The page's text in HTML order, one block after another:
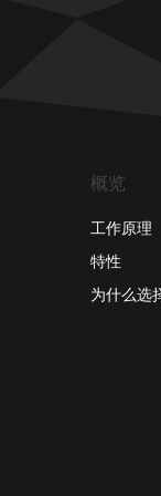
概览
工作原理
特性
为什么选